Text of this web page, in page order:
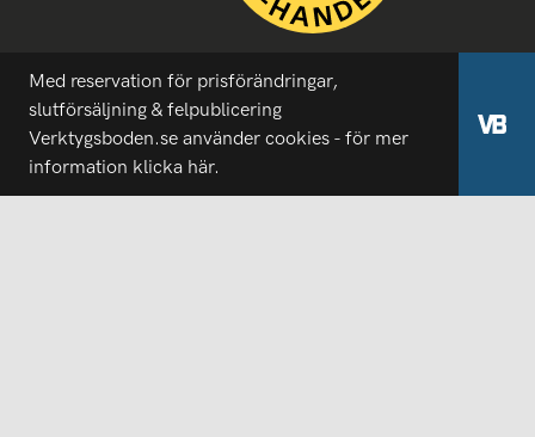
Med reservation för prisförändringar,
slutförsäljning & felpublicering
Verktygsboden.se använder cookies - för mer
information klicka här.